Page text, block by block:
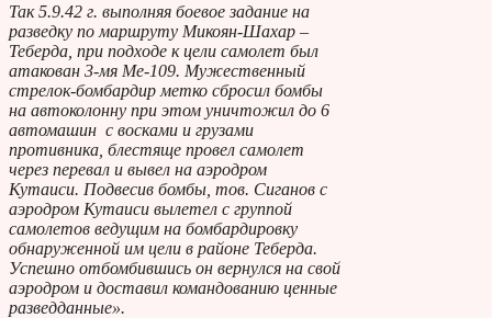
Так 5.9.42 г. выполняя боевое задание на
разведку по маршруту Микоян-Шахар –
Теберда, при подходе к цели самолет был
атакован 3-мя Ме-109. Мужественный
стрелок-бомбардир метко сбросил бомбы
на автоколонну при этом уничтожил до 6
автомашин с восками и грузами
противника, блестяще провел самолет
через перевал и вывел на аэродром
Кутаиси. Подвесив бомбы, тов. Сиганов с
аэродром Кутаиси вылетел с группой
самолетов ведущим на бомбардировку
обнаруженной им цели в районе Теберда.
Успешно отбомбившись он вернулся на свой
аэродром и доставил командованию ценные
разведданные».